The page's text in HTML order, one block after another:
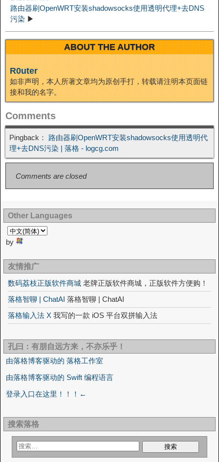
路由器刷OpenWRT安装shadowsocks使用透明代理+去DNS
污染 ▶
ABOUT THE AUTHOR
R0uter
如非声明，本人所著文章均为原创手打，转载请注明本页面链
接和我的名字。
Comments
Pingback： 路由器刷OpenWRT安装shadowsocks使用透明代
理+去DNS污染 | 落格 - logcg.com
Comments are closed
Other Languages
by
友情推广
数码荔枝正版软件商城 老牌正版软件商城，正版软件方便购！
落格智聊 | ChatAI 落格智聊 | ChatAI
落格输入法 X 我写的一款 iOS 平台双拼输入法
孔曰：有朋自远方来，不亦乐乎！
由落格博客驱动的 落格工作室
由落格博客驱动的 Swift 编程语言
登录入口在这里！！！←
搜索落格